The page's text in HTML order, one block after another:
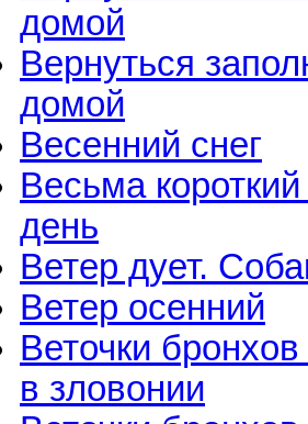
домой
Вернуться
домой
Весенний снег
Весьма
день
Ветер дует.
Ветер осенний
Веточки бронхов
в зловонии